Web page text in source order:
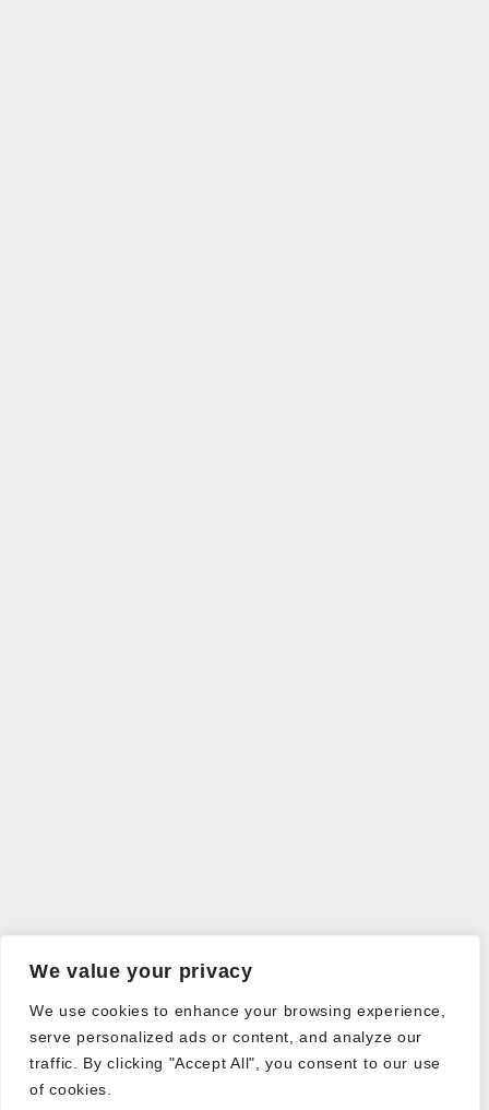
We value your privacy
We use cookies to enhance your browsing experience,
serve personalized ads or content, and analyze our
traffic. By clicking "Accept All", you consent to our use
of cookies.